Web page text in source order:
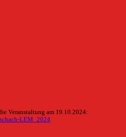
Veranstaltung am 19.10.2024:
LEM_2024